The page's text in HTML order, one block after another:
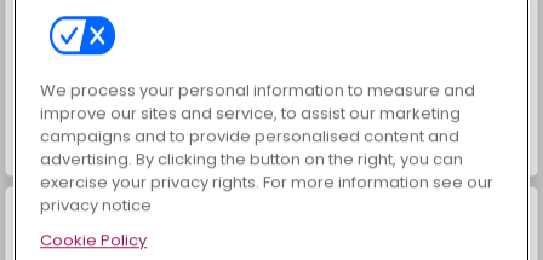
Scala 40 Moda Prensesleri
We process your personal information to measure and
improve our sites and service, to assist our marketing
campaigns and to provide personalised content and
advertising. By clicking the button on the right, you can
exercise your privacy rights. For more information see our
privacy notice
Cookie Policy